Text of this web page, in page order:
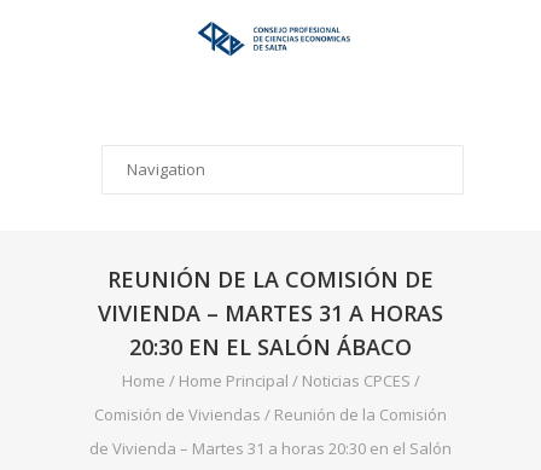
REUNIÓN DE LA COMISIÓN DE
VIVIENDA – MARTES 31 A HORAS
20:30 EN EL SALÓN ÁBACO
Home / Home Principal / Noticias CPCES /
Comisión de Viviendas / Reunión de la Comisión
de Vivienda – Martes 31 a horas 20:30 en el Salón